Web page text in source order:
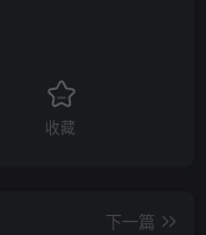
收藏
下一篇